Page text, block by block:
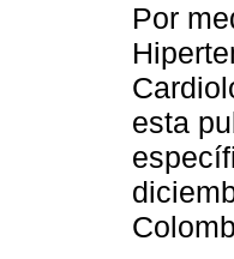
Por
esta